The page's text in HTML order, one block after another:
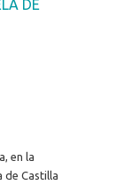
DE
en la
de Castilla